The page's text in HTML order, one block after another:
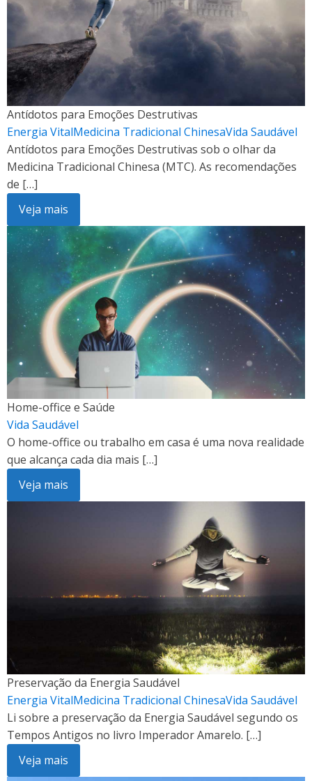
Antídotos para Emoções Destrutivas
Energia VitalMedicina Tradicional ChinesaVida Saudável
Antídotos para Emoções Destrutivas sob o olhar da
Medicina Tradicional Chinesa (MTC). As recomendações
de […]
Veja mais
Home-office e Saúde
Vida Saudável
O home-office ou trabalho em casa é uma nova realidade
que alcança cada dia mais […]
Veja mais
Preservação da Energia Saudável
Energia VitalMedicina Tradicional ChinesaVida Saudável
Li sobre a preservação da Energia Saudável segundo os
Tempos Antigos no livro Imperador Amarelo. […]
Veja mais